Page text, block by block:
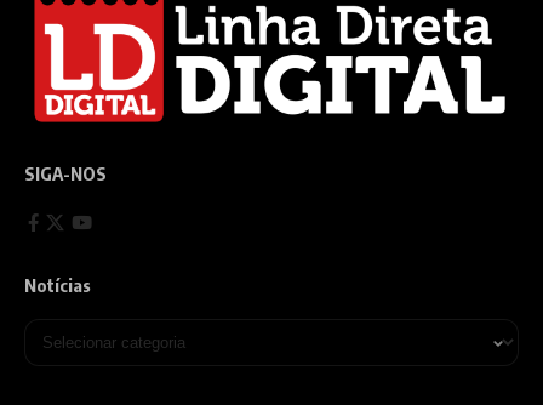
SIGA-NOS
Notícias